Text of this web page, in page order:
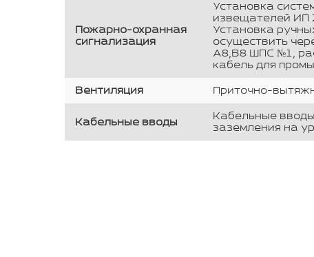
Пожарно-охранная
сигнализация
Установка
извещателей ИП
Установка
осуществить
А8,В8 ШПС №1,
кабель для
Вентиляция Приточно-
Кабельные вводы
Кабельные
заземления на